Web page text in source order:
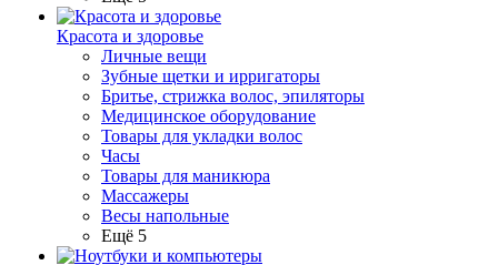
Красота и здоровье
Личные вещи
Зубные щетки и ирригаторы
Бритье, стрижка волос, эпиляторы
Медицинское оборудование
Товары для укладки волос
Часы
Товары для маникюра
Массажеры
Весы напольные
Ещё 5